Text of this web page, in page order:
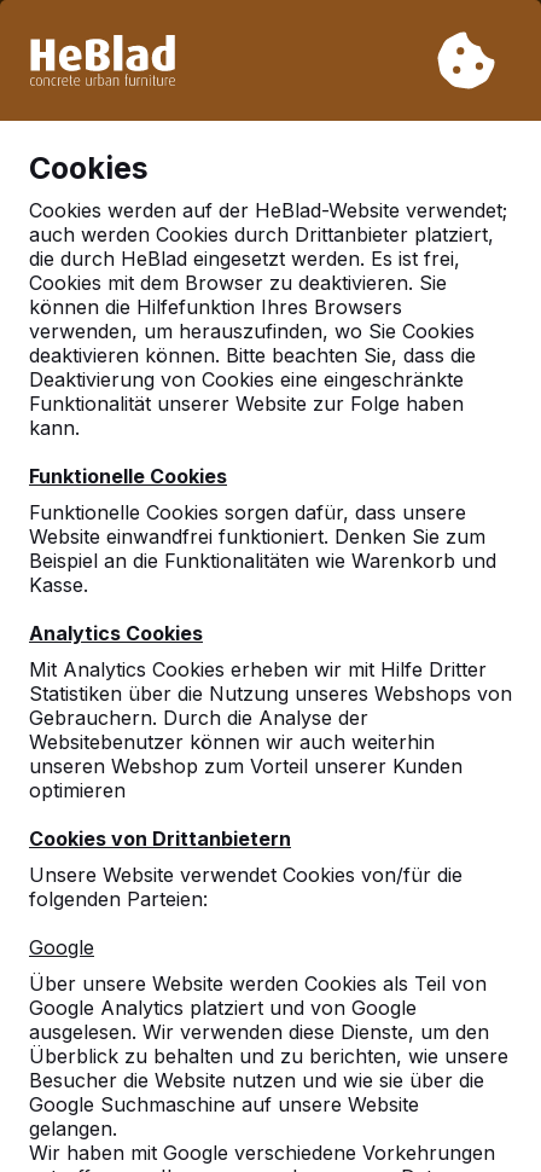
Woche 33 nicht. Bitte berücksichtigen Sie daher längere
Cookies
Cookies werden auf der HeBlad-Website verwendet;
auch werden Cookies durch Drittanbieter platziert,
die durch HeBlad eingesetzt werden. Es ist frei,
Cookies mit dem Browser zu deaktivieren. Sie
können die Hilfefunktion Ihres Browsers
verwenden, um herauszufinden, wo Sie Cookies
deaktivieren können. Bitte beachten Sie, dass die
Deaktivierung von Cookies eine eingeschränkte
Funktionalität unserer Website zur Folge haben
kann.
Funktionelle Cookies
Funktionelle Cookies sorgen dafür, dass unsere
Website einwandfrei funktioniert. Denken Sie zum
Beispiel an die Funktionalitäten wie Warenkorb und
Kasse.
Analytics Cookies
Mit Analytics Cookies erheben wir mit Hilfe Dritter
Statistiken über die Nutzung unseres Webshops von
Gebrauchern. Durch die Analyse der
Websitebenutzer können wir auch weiterhin
unseren Webshop zum Vorteil unserer Kunden
optimieren
Cookies von Drittanbietern
Unsere Website verwendet Cookies von/für die
folgenden Parteien:
Google
Über unsere Website werden Cookies als Teil von
Google Analytics platziert und von Google
ausgelesen. Wir verwenden diese Dienste, um den
Überblick zu behalten und zu berichten, wie unsere
Besucher die Website nutzen und wie sie über die
Google Suchmaschine auf unsere Website
gelangen.
Wir haben mit Google verschiedene Vorkehrungen
Deutschland
Referenties in:Hamburg
10
9
Danke die Zustellung hat sehr gut geklappt.
Professioneller und sehr genauer Fahrer !
benötigen, so melde ich mich !
Florian Redlefsen
20-07-2016